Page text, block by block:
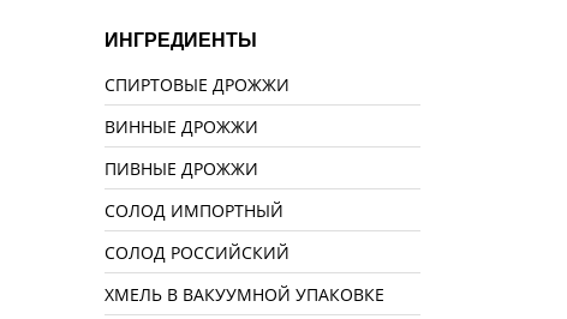
ИНГРЕДИЕНТЫ
СПИРТОВЫЕ ДРОЖЖИ
ВИННЫЕ ДРОЖЖИ
ПИВНЫЕ ДРОЖЖИ
СОЛОД ИМПОРТНЫЙ
СОЛОД РОССИЙСКИЙ
ХМЕЛЬ В ВАКУУМНОЙ УПАКОВКЕ